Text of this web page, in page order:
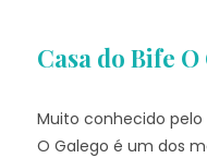
Casa do Bife
Muito conhecido
O Galego é um dos